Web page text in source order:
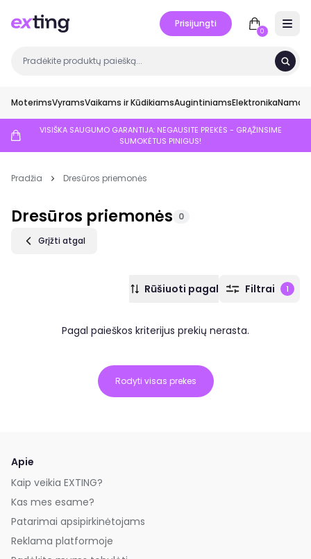
Prisijungti
0
MoterimsVyramsVaikams ir KūdikiamsAugintiniamsElektronikaNamai
VISIŠKA SAUGUMO GARANTIJA: NEGAUSITE PREKĖS - GRĄŽINSIME
SUMOKĖTUS PINIGUS!
Pradžia Dresūros priemonės
Dresūros priemonės 0
Grįžti atgal
Rūšiuoti pagal Filtrai 1
Pagal paieškos kriterijus prekių nerasta.
Rodyti visas prekes
Apie
Kaip veikia EXTING?
Kas mes esame?
Patarimai apsipirkinėtojams
Reklama platformoje